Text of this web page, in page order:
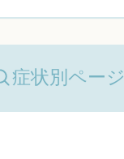
症状別ページ